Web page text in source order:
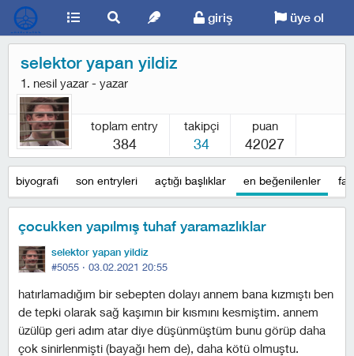
giriş üye ol
selektor yapan yildiz
1. nesil yazar - yazar
toplam entry
384
takipçi
34
puan
42027
biyografi son entryleri açtığı başlıklar en beğenilenler
çocukken yapılmış tuhaf yaramazlıklar
selektor yapan yildiz
#5055 · 03.02.2021 20:55
hatırlamadığım bir sebepten dolayı annem bana kızmıştı ben
de tepki olarak sağ kaşımın bir kısmını kesmiştim. annem
üzülüp geri adım atar diye düşünmüştüm bunu görüp daha
çok sinirlenmişti (bayağı hem de), daha kötü olmuştu.